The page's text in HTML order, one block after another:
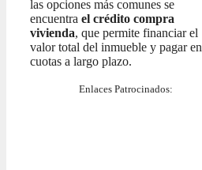
las opciones más comunes se
encuentra el crédito compra
vivienda, que permite financiar el
valor total del inmueble y pagar en
cuotas a largo plazo.
Enlaces Patrocinados: